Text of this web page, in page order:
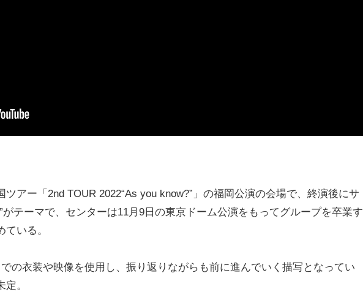
アー「2nd TOUR 2022“As you know?”」の福岡公演の会場で、終演後にサ
がテーマで、センターは11月9日の東京ドーム公演をもってグループを卒業す
いる。
の衣装や映像を使用し、振り返りながらも前に進んでいく描写となってい
。